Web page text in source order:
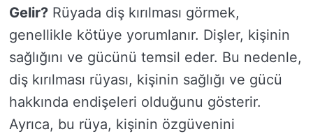
Gelir? Rüyada diş kırılması görmek,
genellikle kötüye yorumlanır. Dişler, kişinin
sağlığını ve gücünü temsil eder. Bu nedenle,
diş kırılması rüyası, kişinin sağlığı ve gücü
hakkında endişeleri olduğunu gösterir.
Ayrıca, bu rüya, kişinin özgüvenini